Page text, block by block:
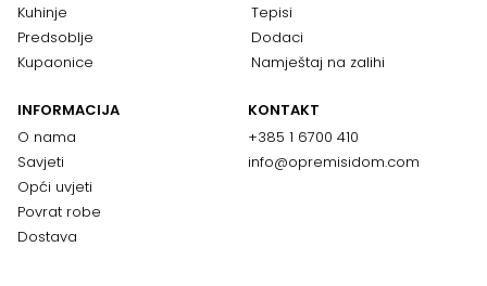
Kuhinje
Predsoblje
Kupaonice
Tepisi
Dodaci
Namještaj na zalihi
INFORMACIJA
O nama
Savjeti
Opći uvjeti
Povrat robe
Dostava
KONTAKT
+385 1 6700 410
info@opremisidom.com